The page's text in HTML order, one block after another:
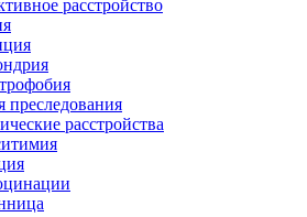
расстройство
преследования
расстройства